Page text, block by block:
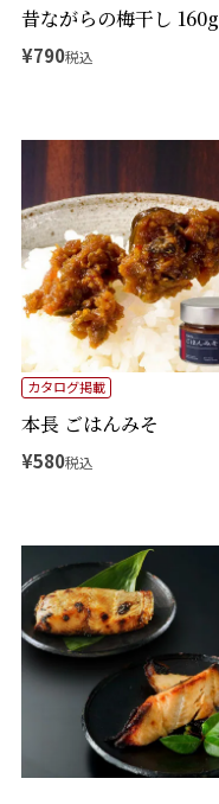
昔ながらの梅干し 160g
¥790税込
本長 ごはんみそ
カタログ掲載
¥580税込